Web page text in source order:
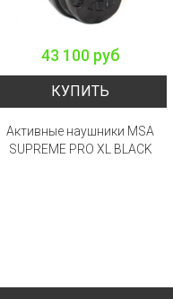
43 100 руб
КУПИТЬ
Активные наушники MSA
SUPREME PRO XL BLACK